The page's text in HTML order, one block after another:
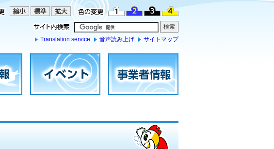
Translation service 音声読み上げ サイトマップ